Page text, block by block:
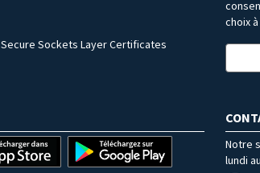
Secure Sockets Layer Certificates
choix
Notre
lundi